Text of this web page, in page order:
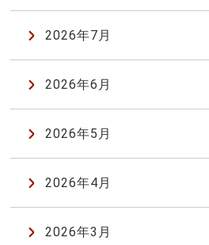
2026年7月
2026年6月
2026年5月
2026年4月
2026年3月